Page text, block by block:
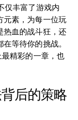
仅丰富了游戏内
元素，为每一位玩
热血的战斗狂，还
等待你的挑战。
精彩的一章，也
后的策略